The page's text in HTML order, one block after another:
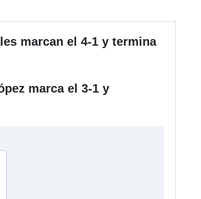
marcan el 4-1 y termina
marca el 3-1 y